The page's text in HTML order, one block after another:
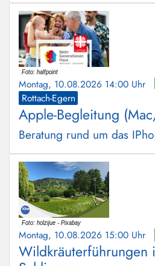
Montag, 10.08.2026 14:00 Uhr
Rottach-Egern
Apple-Begleitung
Beratung rund um das
Montag, 10.08.2026 15:00 Uhr
Wildkräuterführungen